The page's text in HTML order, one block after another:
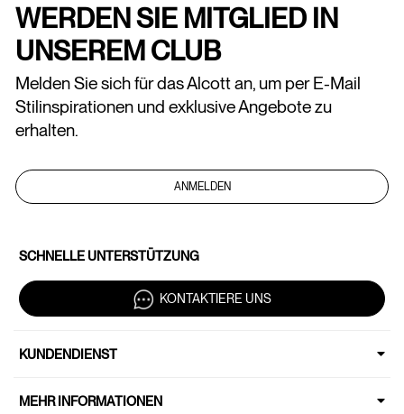
WERDEN SIE MITGLIED IN
UNSEREM CLUB
Melden Sie sich für das Alcott an, um per E-Mail
Stilinspirationen und exklusive Angebote zu
erhalten.
ANMELDEN
SCHNELLE UNTERSTÜTZUNG
KONTAKTIERE UNS
KUNDENDIENST
MEHR INFORMATIONEN